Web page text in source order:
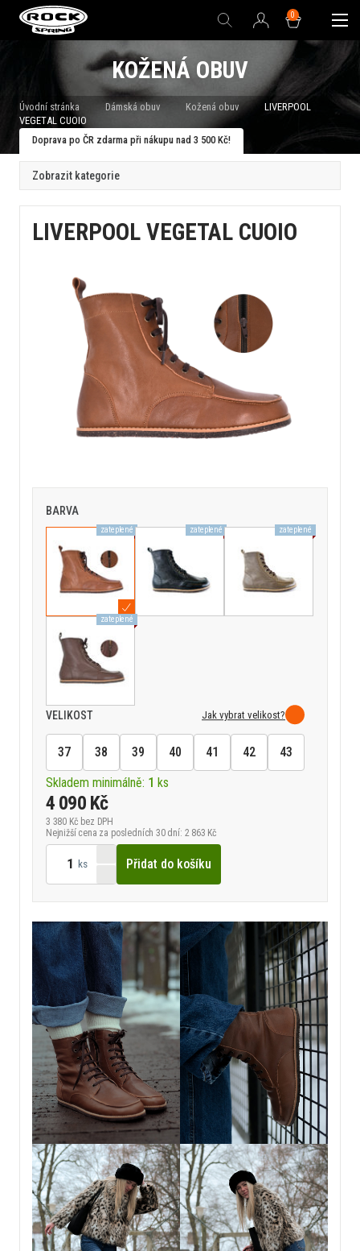
0
KOŽENÁ OBUV
Úvodní stránka Dámská obuv Kožená obuv
LIVERPOOL
VEGETAL CUOIO
Doprava po ČR zdarma při nákupu nad 3 500 Kč!
LIVERPOOL VEGETAL CUOIO
BARVA
zateplené zateplené zateplené
zateplené
VELIKOST Jak vybrat velikost?
37 38 39 40 41 42
43
Skladem minimálně: 1 ks
4 090 Kč
3 380 Kč bez DPH
Nejnižší cena za posledních 30 dní: 2 863 Kč
ks Přidat do košíku
Zobrazit kategorie